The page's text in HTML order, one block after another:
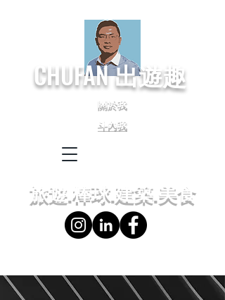
CHUFAN出遊趣
關於我
斗內我
旅遊.棒球.建築.美食